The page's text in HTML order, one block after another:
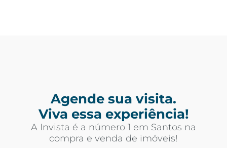
Agende sua visita.
Viva essa experiência!
A Invista é a número 1 em Santos na
compra e venda de imóveis!